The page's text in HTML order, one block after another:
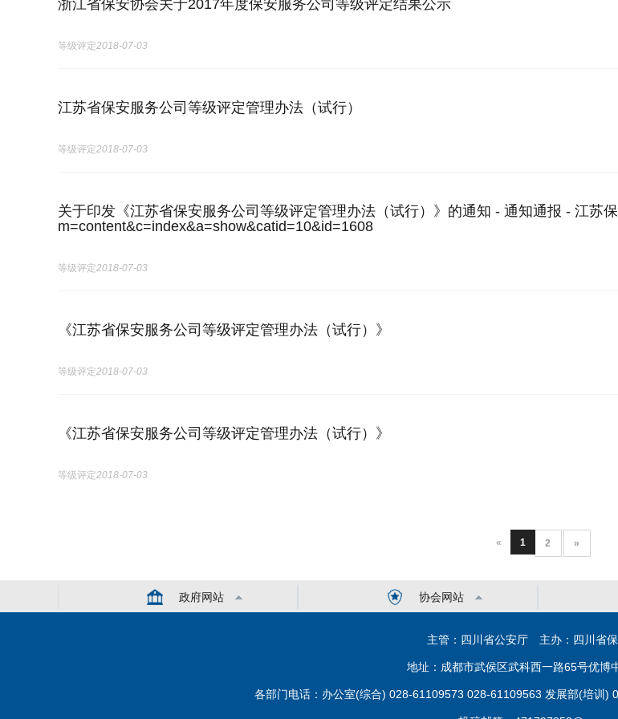
浙江省保安协会关于2017年度保安服务公司等级评定结果公示
等级评定2018-07-03
江苏省保安服务公司等级评定管理办法（试行）
等级评定2018-07-03
关于印发《江苏省保安服务公司等级评定管理办法（试行）》的通知 - 通知通报 - 江苏
m=content&c=index&a=show&catid=10&id=1608
等级评定2018-07-03
《江苏省保安服务公司等级评定管理办法（试行）》
等级评定2018-07-03
《江苏省保安服务公司等级评定管理办法（试行）》
等级评定2018-07-03
« 1 2 »
政府网站 协会网站
主管：四川省公安厅 主办：四川省
地址：成都市武侯区武科西一路65号优博
各部门电话：办公室(综合) 028-61109573 028-61109563 发展部(培训)